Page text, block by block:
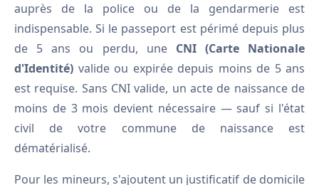
auprès de la police ou de la gendarmerie est
indispensable. Si le passeport est périmé depuis plus
de 5 ans ou perdu, une CNI (Carte Nationale
d'Identité) valide ou expirée depuis moins de 5 ans
est requise. Sans CNI valide, un acte de naissance de
moins de 3 mois devient nécessaire — sauf si l'état
civil de votre commune de naissance est
dématérialisé.
Pour les mineurs, s'ajoutent un justificatif de domicile